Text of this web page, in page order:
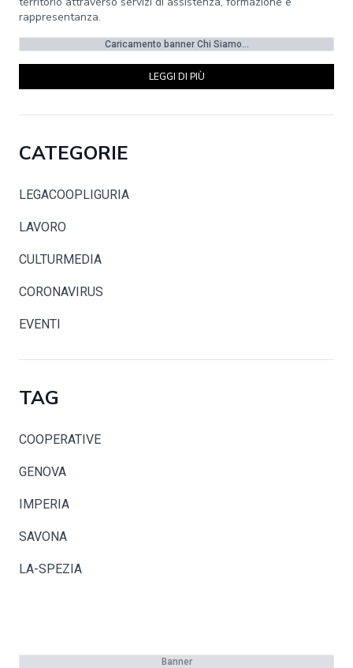
rappresentanza.
Caricamento banner Chi Siamo...
LEGGI DI PIÙ
CATEGORIE
LEGACOOPLIGURIA
LAVORO
CULTURMEDIA
CORONAVIRUS
EVENTI
TAG
COOPERATIVE
GENOVA
IMPERIA
SAVONA
LA-SPEZIA
Banner